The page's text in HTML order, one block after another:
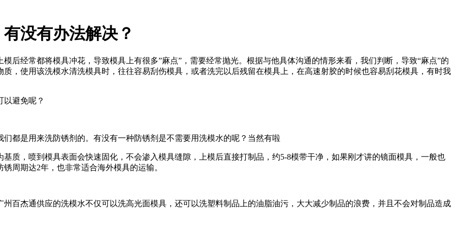
没有办法解决？
后经常都将模具冲花，导致模具上有很多”麻点”，需要经常抛光。根据与他具体沟通的情形来看，我们判断，导致“麻点”的
，使用该洗模水清洗模具时，往往容易刮伤模具，或者洗完以后残留在模具上，在高速射胶的时候也容易刮花模具，有时我
避免呢？
都是用来洗防锈剂的。有没有一种防锈剂是不需要用洗模水的呢？当然有啦
质，喷到模具表面会快速固化，不会渗入模具缝隙，上模后直接打制品，约5-8模带干净，如果刚才讲的镜面模具，一般也
锈周期达2年，也非常适合海外模具的运输。
杰通供应的洗模水不仅可以洗高光面模具，还可以洗塑料制品上的油脂油污，大大减少制品的浪费，并且不会对制品造成